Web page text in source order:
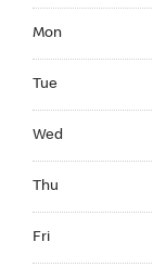
Mon
Tue
Wed
Thu
Fri